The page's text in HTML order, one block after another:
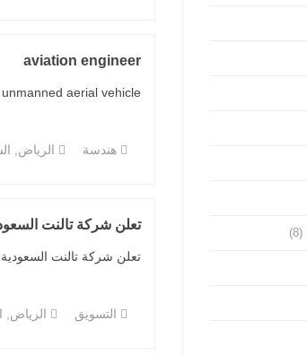
(8)
aviation engineer
aerial vehicle ...
هندسة الرياض,
تعلن شركة تالنت
تعلن شركة تالنت
التسويق الرياض,